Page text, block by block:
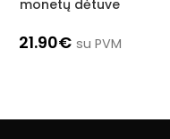
monetų dėtuve
21.90€ su PVM